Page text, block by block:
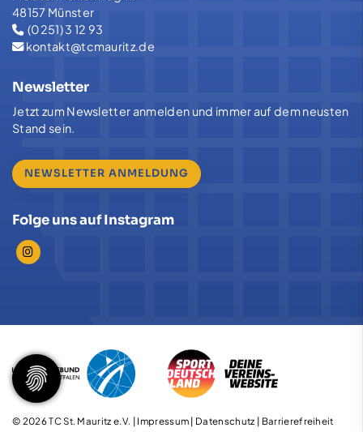
48157 Münster
(0251) 3 12 93
kontakt@tcmauritz.de
Newsletter
Jetzt zum Newsletter anmelden und immer auf dem neusten
Stand sein.
NEWSLETTER ANMELDUNG
Folge uns auf Instagram
© 2026 TC St. Mauritz e.V. | Impressum | Datenschutz | Barrierefreiheit